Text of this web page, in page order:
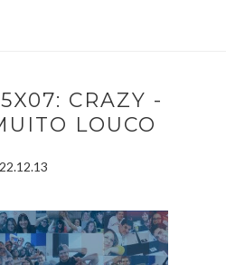
CRAZY -
LOUCO
22.12.13